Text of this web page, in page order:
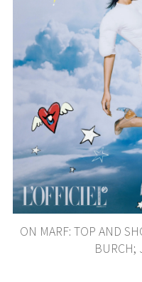
ON MARF: TOP AND
BURCH;